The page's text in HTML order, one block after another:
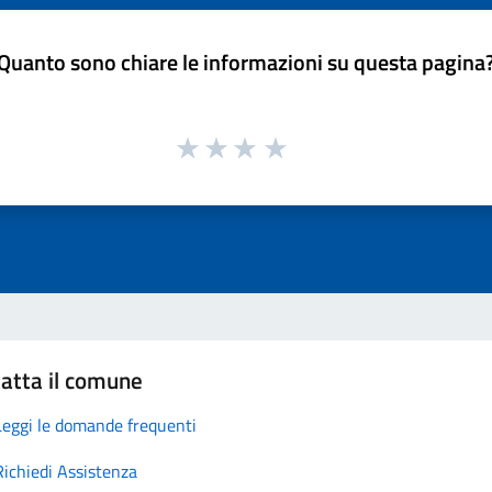
sono chiare le informazioni su questa
il comune
le domande frequenti
Assistenza